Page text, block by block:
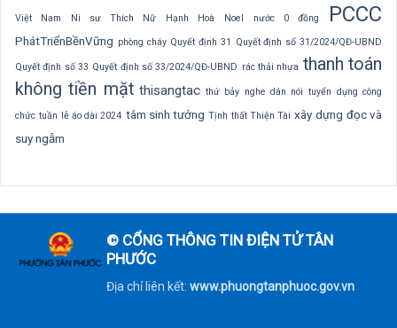
Việt Nam Ni sư Thích Nữ Hạnh Hoà Noel nước 0 đồng PCCC
PhátTriểnBềnVững phòng cháy Quyết định 31 Quyết định số 31/2024/QĐ-UBND
Quyết định số 33 Quyết định số 33/2024/QĐ-UBND rác thải nhựa thanh toán
không tiền mặt thisangtac thứ bảy nghe dân nói tuyển dụng công
chức tuần lễ áo dài 2024 tâm sinh tướng Tịnh thất Thiện Tài xây dựng đọc và
suy ngẫm
© CỔNG THÔNG TIN ĐIỆN TỬ TÂN
PHƯỚC
Địa chỉ liên kết: www.phuongtanphuoc.gov.vn